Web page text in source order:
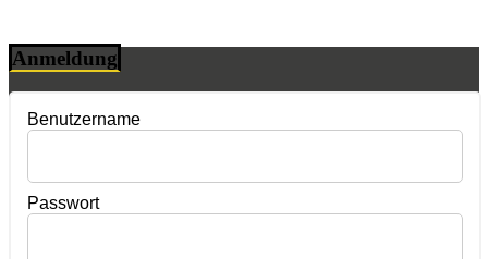
Anmeldung
Benutzername
Passwort